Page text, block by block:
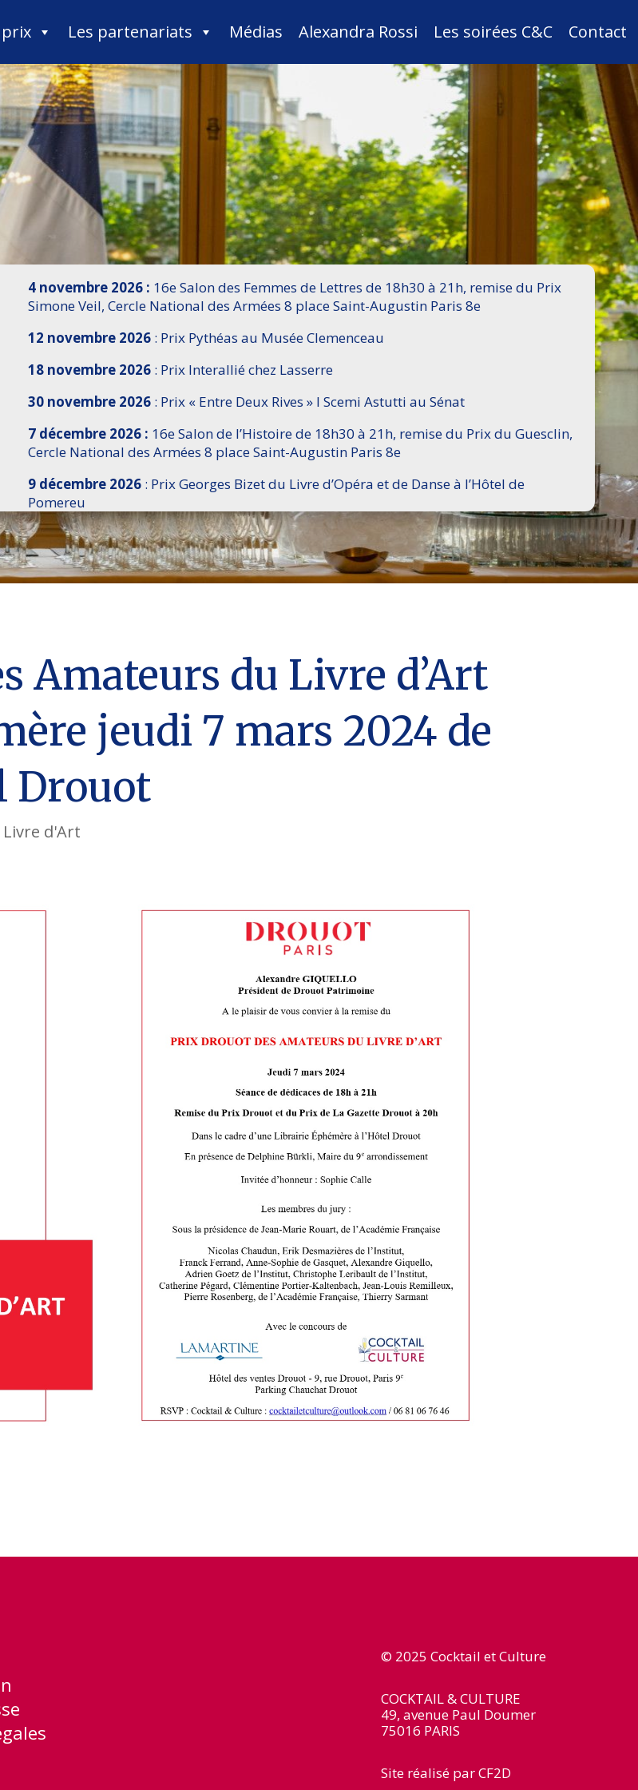
prix Les partenariats Médias Alexandra Rossi Les soirées C&C Contact
4 novembre 2026 : 16e Salon des Femmes de Lettres de 18h30 à 21h, remise du Prix
Simone Veil, Cercle National des Armées 8 place Saint-Augustin Paris 8e
12 novembre 2026: Prix Pythéas au Musée Clemenceau
18 novembre 2026: Prix Interallié chez Lasserre
30 novembre 2026: Prix « Entre Deux Rives » I Scemi Astutti au Sénat
7 décembre 2026 : 16e Salon de l’Histoire de 18h30 à 21h, remise du Prix du Guesclin,
Cercle National des Armées 8 place Saint-Augustin Paris 8e
9 décembre 2026: Prix Georges Bizet du Livre d’Opéra et de Danse à l’Hôtel de
Pomereu
Amateurs du Livre d’Art
jeudi 7 mars 2024 de
Drouot
d'Art
© 2025 Cocktail et Culture
COCKTAIL & CULTURE
49, avenue Paul Doumer
75016 PARIS
Site réalisé parCF2D